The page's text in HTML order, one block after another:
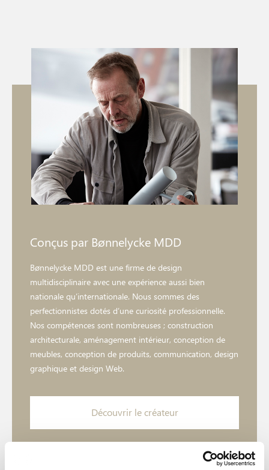
Conçus par Bønnelycke MDD
Bønnelycke MDD est une firme de design
multidisciplinaire avec une expérience aussi bien
nationale qu’internationale. Nous sommes des
perfectionnistes dotés d’une curiosité professionnelle.
Nos compétences sont nombreuses ; construction
architecturale, aménagement intérieur, conception de
meubles, conception de produits, communication, design
graphique et design Web.
Découvrir le créateur